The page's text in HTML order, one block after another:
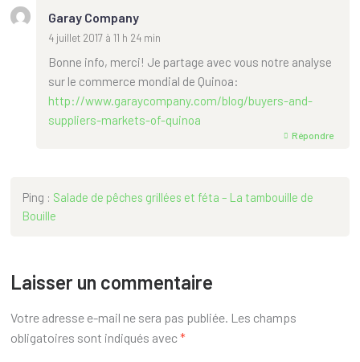
Garay Company
4 juillet 2017 à 11 h 24 min
Bonne info, merci! Je partage avec vous notre analyse
sur le commerce mondial de Quinoa:
http://www.garaycompany.com/blog/buyers-and-
suppliers-markets-of-quinoa
Répondre
Ping : Salade de pêches grillées et féta – La tambouille de
Bouille
Laisser un commentaire
Votre adresse e-mail ne sera pas publiée. Les champs
obligatoires sont indiqués avec*